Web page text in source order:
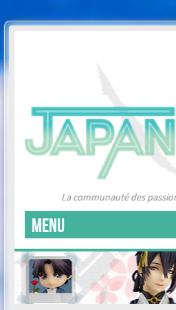
La communauté des
MENU